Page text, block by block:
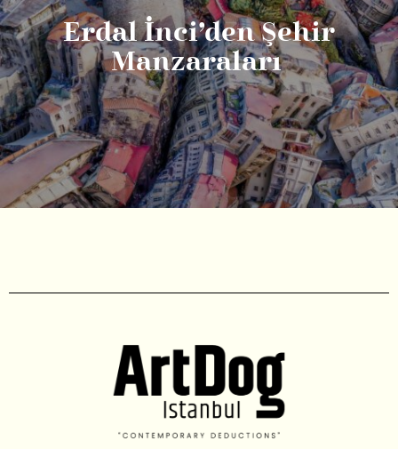
Erdal İnci’den Şehir
Manzaraları